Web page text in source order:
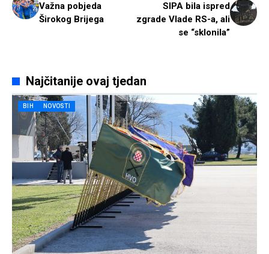
Važna pobjeda
Širokog Brijega
SIPA bila ispred
zgrade Vlade RS-a, ali
se “sklonila”
Najčitanije ovaj tjedan
BIH NOVOSTI